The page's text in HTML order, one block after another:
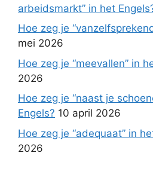
arbeidsmarkt” in het
Hoe zeg je
mei 2026
Hoe zeg je “meevallen” in
2026
Hoe zeg je “naast je
Engels? 10 april 2026
Hoe zeg je “adequaat” in
2026